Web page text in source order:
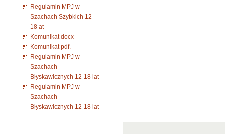
Regulamin MPJ w
Szachach Szybkich 12-
18 at
Komunikat docx
Komunikat pdf.
Regulamin MPJ w
Szachach
Błyskawicznych 12-18 lat
Regulamin MPJ w
Szachach
Błyskawicznych 12-18 lat